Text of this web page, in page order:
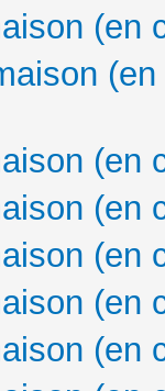
(en
(en
(en
(en
(en
(en